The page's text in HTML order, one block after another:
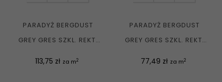
PARADYŻ BERGDUST
GREY GRES SZKL. REKT.
Cena
113,75 zł za m2
PARADYŻ BERGDUST
GREY GRES SZKL. REKT.
Cena
77,49 zł za m2